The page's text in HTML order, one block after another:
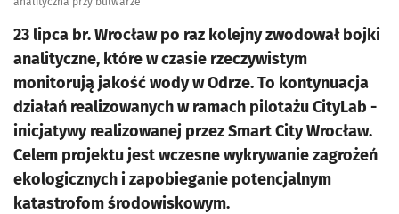
23 lipca br. Wrocław po raz kolejny zwodował bojki
analityczne, które w czasie rzeczywistym
monitorują jakość wody w Odrze. To kontynuacja
działań realizowanych w ramach pilotażu CityLab -
inicjatywy realizowanej przez Smart City Wrocław.
Celem projektu jest wczesne wykrywanie zagrożeń
ekologicznych i zapobieganie potencjalnym
katastrofom środowiskowym.